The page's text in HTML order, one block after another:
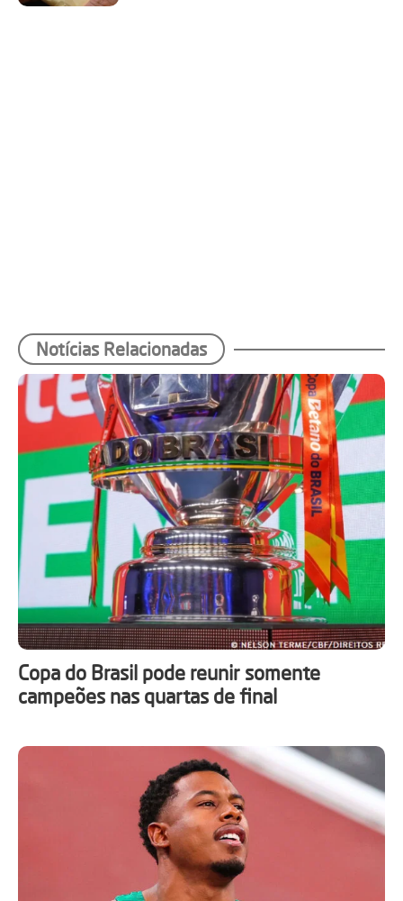
Notícias Relacionadas
Copa do Brasil pode reunir somente
campeões nas quartas de final